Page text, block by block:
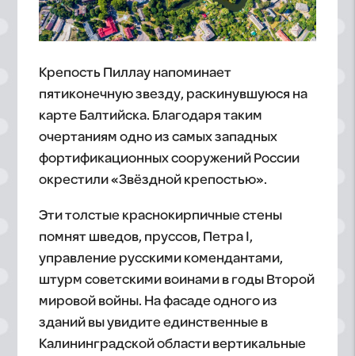
Крепость Пиллау напоминает
пятиконечную звезду, раскинувшуюся на
карте Балтийска. Благодаря таким
очертаниям одно из самых западных
фортификационных сооружений России
окрестили «Звёздной крепостью».
Эти толстые краснокирпичные стены
помнят шведов, пруссов, Петра I,
управление русскими комендантами,
штурм советскими воинами в годы Второй
мировой войны. На фасаде одного из
зданий вы увидите единственные в
Калининградской области вертикальные